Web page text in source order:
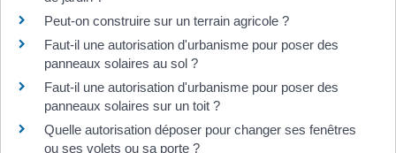
Peut-on construire sur un terrain agricole ?
Faut-il une autorisation d'urbanisme pour poser des
panneaux solaires au sol ?
Faut-il une autorisation d'urbanisme pour poser des
panneaux solaires sur un toit ?
Quelle autorisation déposer pour changer ses fenêtres
ou ses volets ou sa porte ?